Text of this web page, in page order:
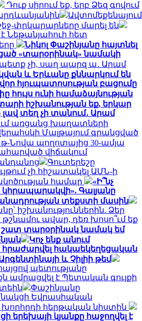
Դուք սիրում եք, երբ Ձեզ գովում
Ավտոմեքենայում
փրկարարները մարել են
Նեթանյահուի հետ
Նիկոլ Փաշինյանը հայտնել
«տարօրինակ» նամակի
պետք չի, սաղ պարզ ա․ Արամ
և Երևանը քննարկում են
հյուպատոսության բացումը
հույս ունի համաձայնության
իշխանության եք, երկար
լավ տեղ չի տանում․ Արամ
առցանց խաղատների
Մալթայում գրանցված
Նովա պողոտայից 30-ամյա
վիճակում
Գուտերեշը
չի հիշատակել ԱՄՆ-ի
համար
«Ի՞նչ
կհրապարակվի». Գալյանը
տեքստի մասին
իշխանություններին. Ձեր
թշնամու ավար, դեռ խոսո՞ւմ եք
շատ տարօրինակ նամակ եմ
Կոչ ենք անում
հրաժարվել հակաեկեղեցական
Արգենտինայի և Չիլիի թեմ
պետությանը
ամրացվել է Պետական գույքի
Փաշինյանը
Եվրասիական
հերթական նիստին
երեխայի կյանքը հաջողվել է